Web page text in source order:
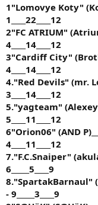
1"Lomovye Koty"
1____22____12
2"FC ATRIUM"
4____14____12
3"Cardiff City"
4____14____12
4."Red Devils" (mr.
3____14____12
5."yagteam"
5____11____12
6"Orion06" (AND
4____11____12
7."F.C.Snaiper"
6_____5____9
8."SpartakBarnaul"
- 9_____3____9